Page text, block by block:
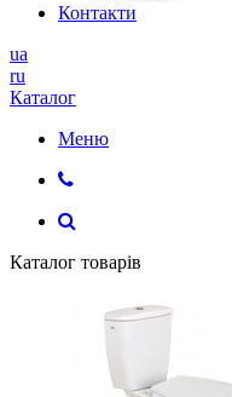
Контакти
ua
ru
Каталог
Меню
Каталог товарів